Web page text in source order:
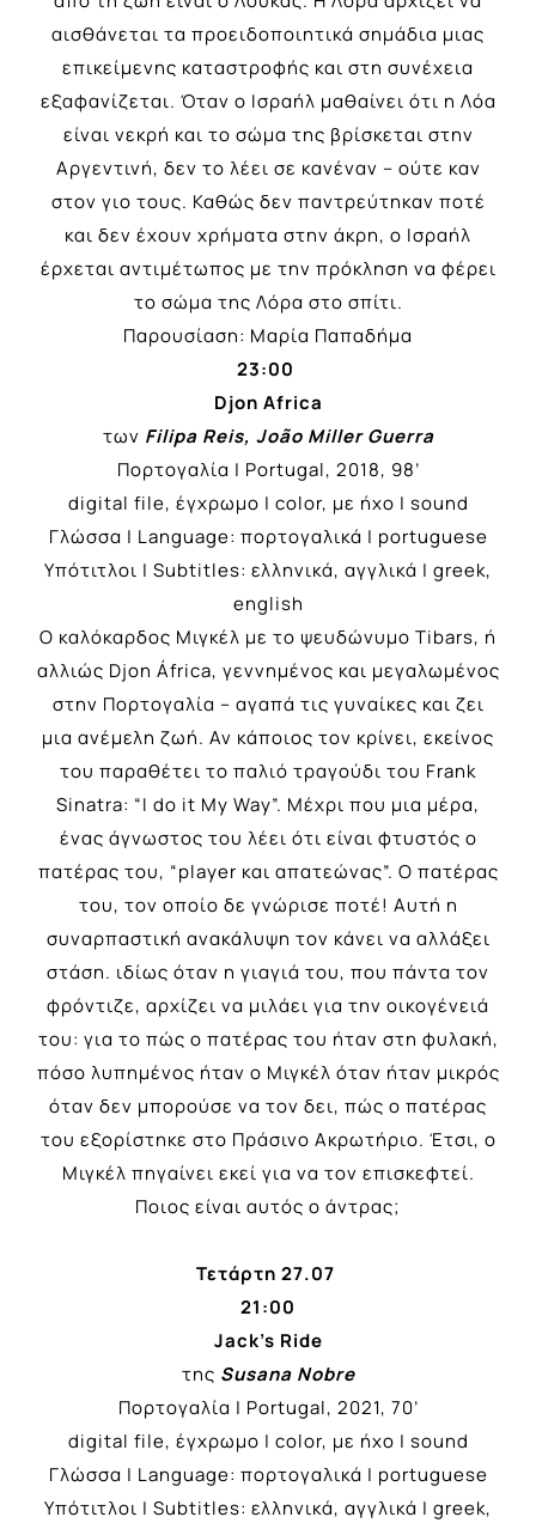
αισθάνεται τα προειδοποιητικά σημάδια μιας
επικείμενης καταστροφής και στη συνέχεια
εξαφανίζεται. Όταν ο Ισραήλ μαθαίνει ότι η Λόα
είναι νεκρή και το σώμα της βρίσκεται στην
Αργεντινή, δεν το λέει σε κανέναν – ούτε καν
στον γιο τους. Καθώς δεν παντρεύτηκαν ποτέ
και δεν έχουν χρήματα στην άκρη, ο Ισραήλ
έρχεται αντιμέτωπος με την πρόκληση να φέρει
το σώμα της Λόρα στο σπίτι.
Παρουσίαση: Μαρία Παπαδήμα
23:00
Djon Africa
των Filipa Reis, João Miller Guerra
Πορτογαλία | Portugal, 2018, 98’
digital file, έγχρωμο | color, με ήχο | sound
Γλώσσα | Language: πορτογαλικά | portuguese
Υπότιτλοι | Subtitles: ελληνικά, αγγλικά | greek,
english
Ο καλόκαρδος Μιγκέλ με το ψευδώνυμο Tibars, ή
αλλιώς Djon África, γεννημένος και μεγαλωμένος
στην Πορτογαλία – αγαπά τις γυναίκες και ζει
μια ανέμελη ζωή. Αν κάποιος τον κρίνει, εκείνος
του παραθέτει το παλιό τραγούδι του Frank
Sinatra: “I do it My Way”. Μέχρι που μια μέρα,
ένας άγνωστος του λέει ότι είναι φτυστός ο
πατέρας του, “player και απατεώνας”. Ο πατέρας
του, τον οποίο δε γνώρισε ποτέ! Αυτή η
συναρπαστική ανακάλυψη τον κάνει να αλλάξει
στάση. ιδίως όταν η γιαγιά του, που πάντα τον
φρόντιζε, αρχίζει να μιλάει για την οικογένειά
του: για το πώς ο πατέρας του ήταν στη φυλακή,
πόσο λυπημένος ήταν ο Μιγκέλ όταν ήταν μικρός
όταν δεν μπορούσε να τον δει, πώς ο πατέρας
του εξορίστηκε στο Πράσινο Ακρωτήριο. Έτσι, ο
Μιγκέλ πηγαίνει εκεί για να τον επισκεφτεί.
Ποιoς είναι αυτός ο άντρας;
Τετάρτη 27.07
21:00
Jack’s Ride
της Susana Nobre
Πορτογαλία | Portugal, 2021, 70’
digital file, έγχρωμο | color, με ήχο | sound
Γλώσσα | Language: πορτογαλικά | portuguese
Υπότιτλοι | Subtitles: ελληνικά, αγγλικά | greek,